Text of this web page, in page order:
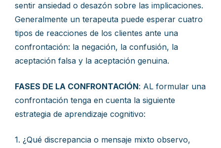
sentir ansiedad o desazón sobre las implicaciones.
Generalmente un terapeuta puede esperar cuatro
tipos de reacciones de los clientes ante una
confrontación: la negación, la confusión, la
aceptación falsa y la aceptación genuina.
FASES DE LA CONFRONTACIÓN: AL formular una
confrontación tenga en cuenta la siguiente
estrategia de aprendizaje cognitivo:
1. ¿Qué discrepancia o mensaje mixto observo,